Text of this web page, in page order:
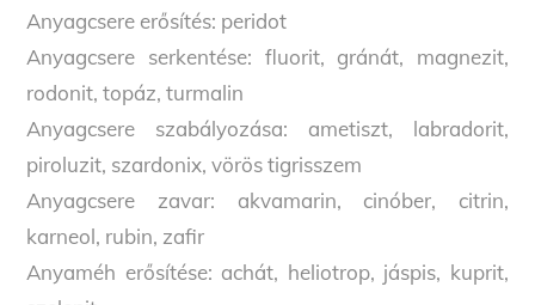
Anyagcsere erősítés: peridot
Anyagcsere serkentése: fluorit, gránát, magnezit,
rodonit, topáz, turmalin
Anyagcsere szabályozása: ametiszt, labradorit,
piroluzit, szardonix, vörös tigrisszem
Anyagcsere zavar: akvamarin, cinóber, citrin,
karneol, rubin, zafir
Anyaméh erősítése: achát, heliotrop, jáspis, kuprit,